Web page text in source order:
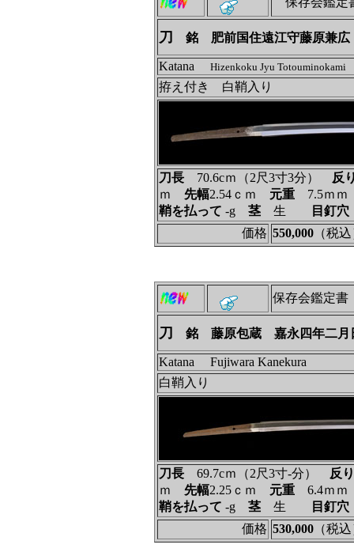
刀 銘 肥前国住遠江守藤原兼広
Katana Hizenkoku Jyu Totouminokami
拵え付き 白鞘入り
刀長70.6cｍ（2尺3寸3分）
反
ｍ 先幅2.54ｃｍ 元重7.5ｍ
鞘を払って ‐g 茎生 目釘穴
価格 550,000（税込
保存会鑑定書
刀 銘 藤原包蔵 嘉永四年二月
Katana Fujiwara Kanekura
白鞘入り
刀長69.7cｍ（2尺3寸‐分）
反り
ｍ 先幅2.25ｃｍ 元重6.4ｍ
鞘を払って ‐g 茎生 目釘穴
価格 530,000（税込